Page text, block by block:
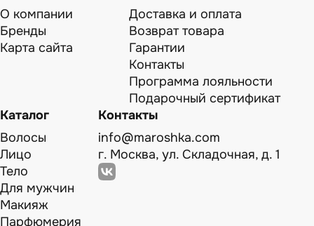
О компании
Бренды
Карта сайта
Доставка и оплата
Возврат товара
Гарантии
Контакты
Программа лояльности
Подарочный сертификат
Каталог
Волосы
Лицо
Тело
Для мужчин
Макияж
Парфюмерия
Контакты
info@maroshka.com
г. Москва, ул. Складочная, д. 1